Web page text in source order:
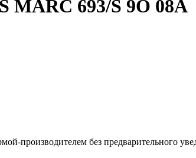
MARC 693/S 9O 08A
производителем без предварительного